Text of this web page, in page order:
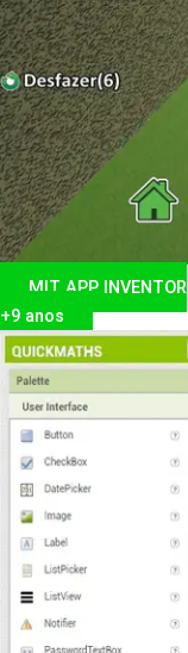
MIT APP INVENTOR
+9 anos